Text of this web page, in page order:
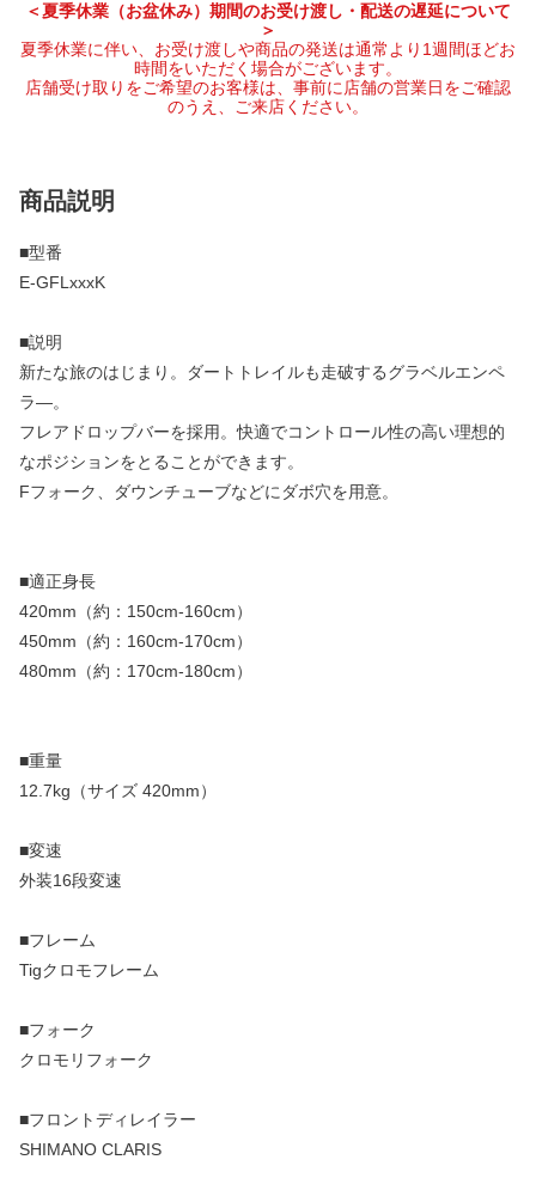
＜夏季休業（お盆休み）期間のお受け渡し・配送の遅延について
＞
夏季休業に伴い、お受け渡しや商品の発送は通常より1週間ほどお
時間をいただく場合がございます。
店舗受け取りをご希望のお客様は、事前に店舗の営業日をご確認
のうえ、ご来店ください。
商品説明
■型番
E-GFLxxxK
■説明
新たな旅のはじまり。ダートトレイルも走破するグラベルエンペ
ラ—。
フレアドロップバーを採用。快適でコントロール性の高い理想的
なポジションをとることができます。
Fフォーク、ダウンチューブなどにダボ穴を用意。
■適正身長
420mm（約：150cm-160cm）
450mm（約：160cm-170cm）
480mm（約：170cm-180cm）
■重量
12.7kg（サイズ 420mm）
■変速
外装16段変速
■フレーム
Tigクロモフレーム
■フォーク
クロモリフォーク
■フロントディレイラー
SHIMANO CLARIS